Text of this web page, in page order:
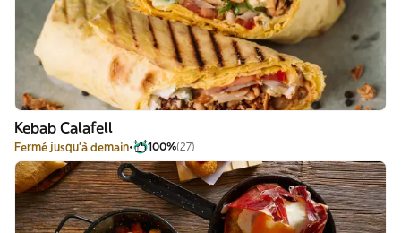
Kebab Calafell
Fermé jusqu'à demain 100%(27)